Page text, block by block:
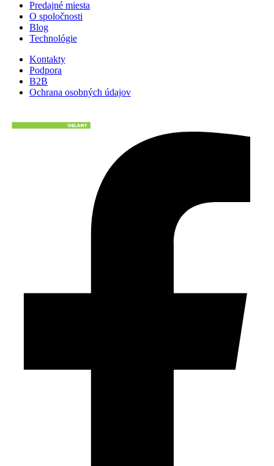
Predajné miesta
O spoločnosti
Blog
Technológie
Kontakty
Podpora
B2B
Ochrana osobných údajov